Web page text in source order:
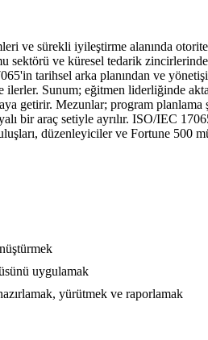
ve sürekli iyileştirme alanında
ve küresel tedarik
tarihsel arka planından ve
ilerler. Sunum; eğitmen liderliğinde
getirir. Mezunlar; program
bir araç setiyle ayrılır. ISO/IEC
düzenleyiciler ve Fortune 500
uygulamak
yürütmek ve raporlamak